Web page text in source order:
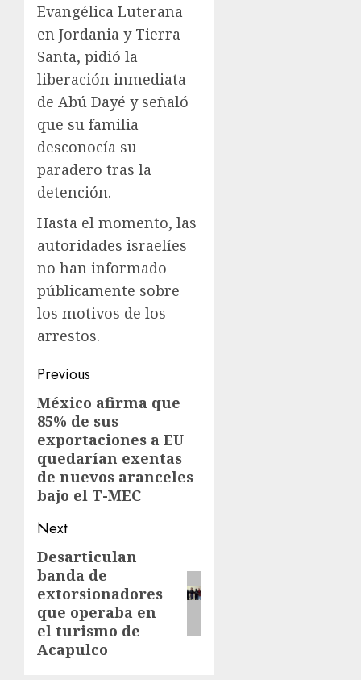
Evangélica Luterana
en Jordania y Tierra
Santa, pidió la
liberación inmediata
de Abú Dayé y señaló
que su familia
desconocía su
paradero tras la
detención.
Hasta el momento, las
autoridades israelíes
no han informado
públicamente sobre
los motivos de los
arrestos.
Previous
México afirma que
85% de sus
exportaciones a EU
quedarían exentas
de nuevos aranceles
bajo el T-MEC
Next
Desarticulan
banda de
extorsionadores
que operaba en
el turismo de
Acapulco